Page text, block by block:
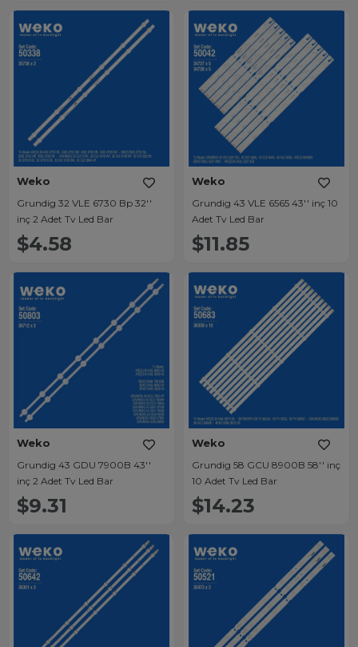
Weko
Grundig 32 VLE 6730 Bp 32''
inç 2 Adet Tv Led Bar
$4.58
Weko
Grundig 43 VLE 6565 43'' inç 10
Adet Tv Led Bar
$11.85
Weko
Grundig 43 GDU 7900B 43''
inç 2 Adet Tv Led Bar
$9.31
Weko
Grundig 58 GCU 8900B 58'' inç
10 Adet Tv Led Bar
$14.23